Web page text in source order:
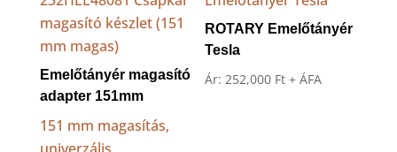
Emelőtányér magasító
adapter 151mm
151 mm magasítás,
ROTARY Emelőtányér
Tesla
Ár:252,000 Ft + ÁFA